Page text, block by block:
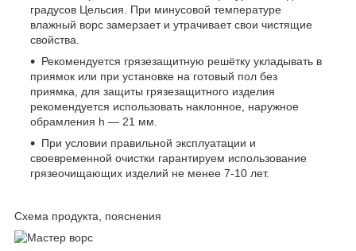
градусов Цельсия. При минусовой температуре
влажный ворс замерзает и утрачивает свои чистящие
свойства.
Рекомендуется грязезащитную решётку укладывать в
приямок или при установке на готовый пол без
приямка, для защиты грязезащитного изделия
рекомендуется использовать наклонное, наружное
обрамления h — 21 мм.
При условии правильной эксплуатации и
своевременной очистки гарантируем использование
грязеочищающих изделий не менее 7-10 лет.
Схема продукта, пояснения